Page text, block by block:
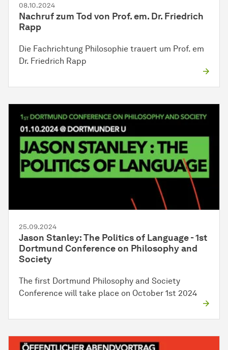
08.10.2024
Nachruf zum Tod von Prof. em. Dr. Friedrich
Rapp
Die Fachrichtung Philosophie trauert um Prof. em
Dr. Friedrich Rapp
25.09.2024
Jason Stanley: The Politics of Language - 1st
Dortmund Conference on Philosophy and
Society
The first Dortmund Philosophy and Society
Conference will take place on October 1st 2024